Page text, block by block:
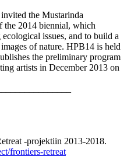
the Mustarinda
the 2014 biennial, which
issues, and to build a
of nature. HPB14 is held
the preliminary program
artists in December 2013 on
-projektiin 2013-2018.
frontiers-retreat